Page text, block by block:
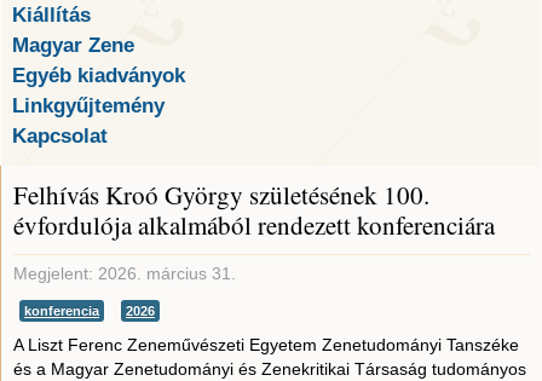
Kiállítás
Magyar Zene
Egyéb kiadványok
Linkgyűjtemény
Kapcsolat
Felhívás Kroó György születésének 100.
évfordulója alkalmából rendezett konferenciára
Megjelent: 2026. március 31.
konferencia 2026
A Liszt Ferenc Zeneművészeti Egyetem Zenetudományi Tanszéke
és a Magyar Zenetudományi és Zenekritikai Társaság tudományos